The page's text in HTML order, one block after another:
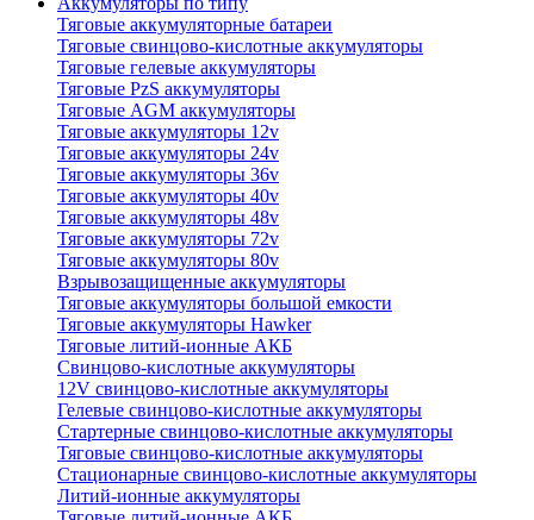
Тяговые аккумуляторные батареи
Тяговые свинцово-кислотные аккумуляторы
Тяговые гелевые аккумуляторы
Тяговые PzS аккумуляторы
Тяговые AGM аккумуляторы
Тяговые аккумуляторы 12v
Тяговые аккумуляторы 24v
Тяговые аккумуляторы 36v
Тяговые аккумуляторы 40v
Тяговые аккумуляторы 48v
Тяговые аккумуляторы 72v
Тяговые аккумуляторы 80v
Взрывозащищенные аккумуляторы
Тяговые аккумуляторы большой емкости
Тяговые аккумуляторы Hawker
Тяговые литий-ионные АКБ
Свинцово-кислотные аккумуляторы
12V свинцово-кислотные аккумуляторы
Гелевые свинцово-кислотные аккумуляторы
Стартерные свинцово-кислотные аккумуляторы
Тяговые свинцово-кислотные аккумуляторы
Стационарные свинцово-кислотные аккумуляторы
Литий-ионные аккумуляторы